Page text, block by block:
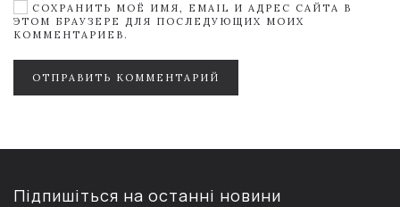
СОХРАНИТЬ МОЁ ИМЯ, EMAIL И АДРЕС САЙТА В
ЭТОМ БРАУЗЕРЕ ДЛЯ ПОСЛЕДУЮЩИХ МОИХ
КОММЕНТАРИЕВ.
ОТПРАВИТЬ КОММЕНТАРИЙ
Підпишіться на останні новини